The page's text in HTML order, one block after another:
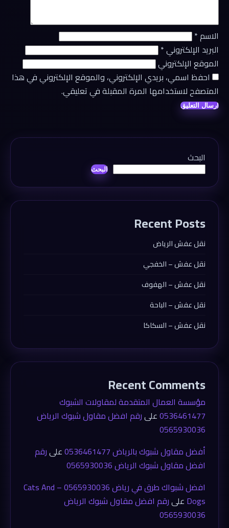
الاسم*
البريد الإلكتروني*
الموقع الإلكتروني
احفظ اسمي، بريدي الإلكتروني، والموقع الإلكتروني في هذا
المتصفح لاستخدامها المرة المقبلة في تعليقي.
البحث
البحث
Recent Posts
نقل عفش الرياض
نقل عفش – الخفجي
نقل عفش – الهفوف
نقل عفش – الباحة
نقل عفش – السكاكا
Recent Comments
مؤسسة العمال المتقدمة لمقاولات الشبوك
0536461477علىرقم افضل مقاول شبوك الرياض
0565930036
أفضل مقاول شبوك بالرياض 0536461477
علىرقم
افضل مقاول شبوك الرياض 0565930036
افضل شبواك طرق في رياض 0565930036 – Cats And
Dogs علىرقم افضل مقاول شبوك الرياض
0565930036